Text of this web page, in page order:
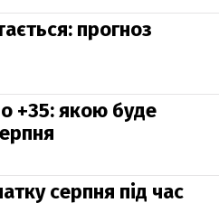
прогноз
+35: якою буде
серпня під час